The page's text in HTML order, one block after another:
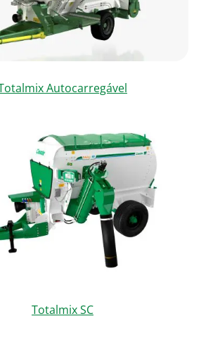
Autocarregável
Totalmix SC